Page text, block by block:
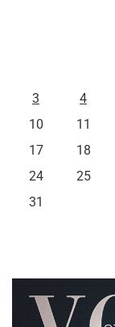
3
4
10
11
17
18
24
25
31